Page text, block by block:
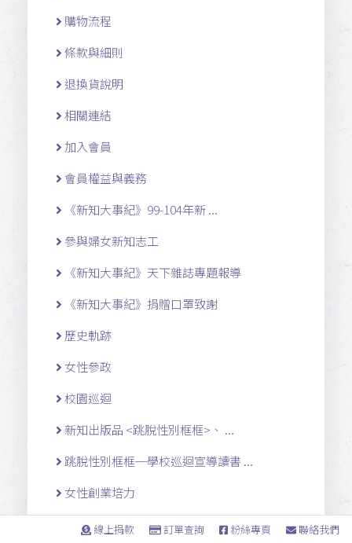
購物流程
條款與細則
退換貨說明
相關連結
加入會員
會員權益與義務
《新知大事紀》99-104年新 ...
參與婦女新知志工
《新知大事紀》天下雜誌專題報導
《新知大事紀》捐贈口罩致謝
歷史軌跡
女性參政
校園巡迴
新知出版品 <跳脫性別框框>、 ...
跳脫性別框框─學校巡迴宣導讀書 ...
女性創業培力
女性參政活動相關
線上捐款 訂單查詢 粉絲專頁 聯絡我們